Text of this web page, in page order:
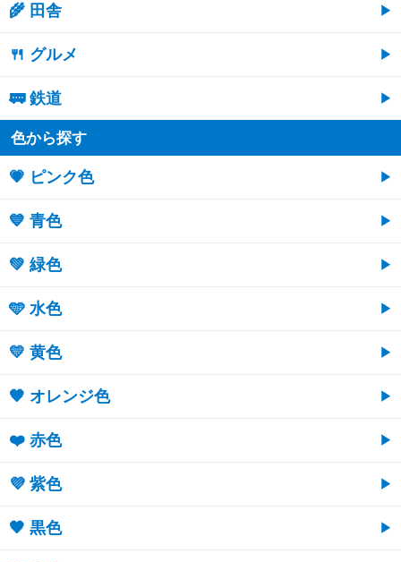
🌾 田舎
🍴 グルメ
🚃 鉄道
色から探す
💗 ピンク色
💙 青色
💚 緑色
🩵 水色
💛 黄色
🧡 オレンジ色
❤️ 赤色
💜 紫色
🖤 黒色